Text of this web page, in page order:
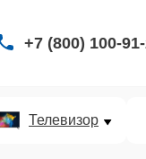
+7 (800) 100-
Телевизор